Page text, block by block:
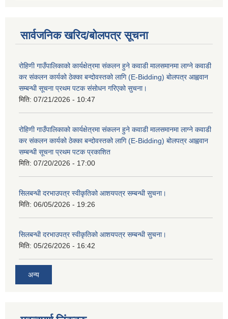
सार्वजनिक खरिद/बोलपत्र सूचना
रोहिणी गाउँपालिकाको कार्यक्षेत्रमा संकलन हुने कवाडी मालसमानमा लाग्ने कवाडी
कर संकलन कार्यको ठेक्का बन्दोवस्तको लागि (E-Bidding) बोलपत्र आह्ववान
सम्बन्धी सूचना प्रथम पटक संसोधन गरिएको सुचना।
मिति: 07/21/2026 - 10:47
रोहिणी गाउँपालिकाको कार्यक्षेत्रमा संकलन हुने कवाडी मालसमानमा लाग्ने कवाडी
कर संकलन कार्यको ठेक्का बन्दोवस्तको लागि (E-Bidding) बोलपत्र आह्ववान
सम्बन्धी सूचना प्रथम पटक प्रकाशित
मिति: 07/20/2026 - 17:00
सिलबन्धी दरभाउपत्र स्वीकृतिको आशयपत्र सम्बन्धी सुचना।
मिति: 06/05/2026 - 19:26
सिलबन्धी दरभाउपत्र स्वीकृतिको आशयपत्र सम्बन्धी सुचना।
मिति: 05/26/2026 - 16:42
अन्य